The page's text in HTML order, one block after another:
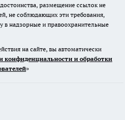
размещение ссылок не
не соблюдающих эти требования,
в надзорные и правоохранительные
на сайте, вы автоматически
конфиденциальности и обработки
»